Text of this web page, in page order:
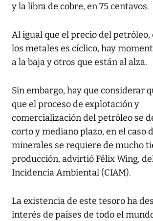
y la libra de cobre, en 75 centavos.
Al igual que el precio del petróleo,
los metales es cíclico, hay
a la baja y otros que están al alza.
Sin embargo, hay que considerar
que el proceso de explotación y
comercialización del petróleo se
corto y mediano plazo, en el caso
minerales se requiere de mucho
producción, advirtió Félix Wing,
Incidencia Ambiental (CIAM).
La existencia de este tesoro ha
interés de países de todo el